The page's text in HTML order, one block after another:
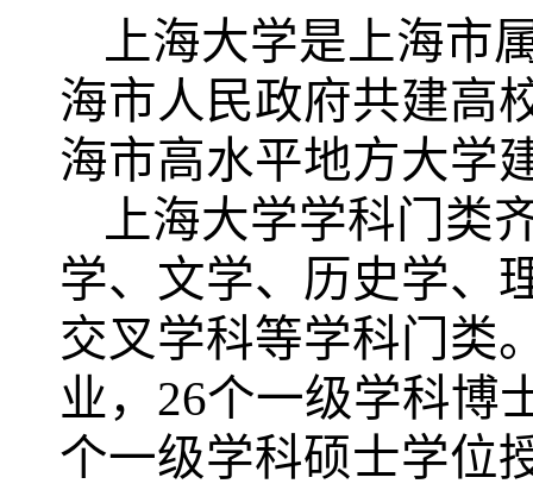
上海大学是上海市
海市人民政府共建高
海市高水平地方大学
上海大学学科门类
学、文学、历史学、
交叉学科等学科门类
业，26个一级学科博
个一级学科硕士学位